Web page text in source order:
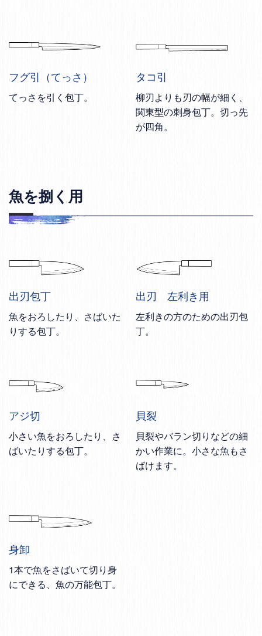
フグ引（てっさ）
てっさを引く包丁。
タコ引
柳刃よりも刃の幅が細く、
関東型の刺身包丁。切っ先
が四角。
魚を捌く用
出刃包丁
魚をおろしたり、さばいた
りする包丁。
出刃 左利き用
左利きの方のための出刃包
丁。
アジ切
小さい魚をおろしたり、さ
ばいたりする包丁。
貝裂
貝裂やバラン切りなどの細
かい作業に。小さな魚もさ
ばけます。
身卸
1本で魚をさばいて切り身
にできる、魚の万能包丁。